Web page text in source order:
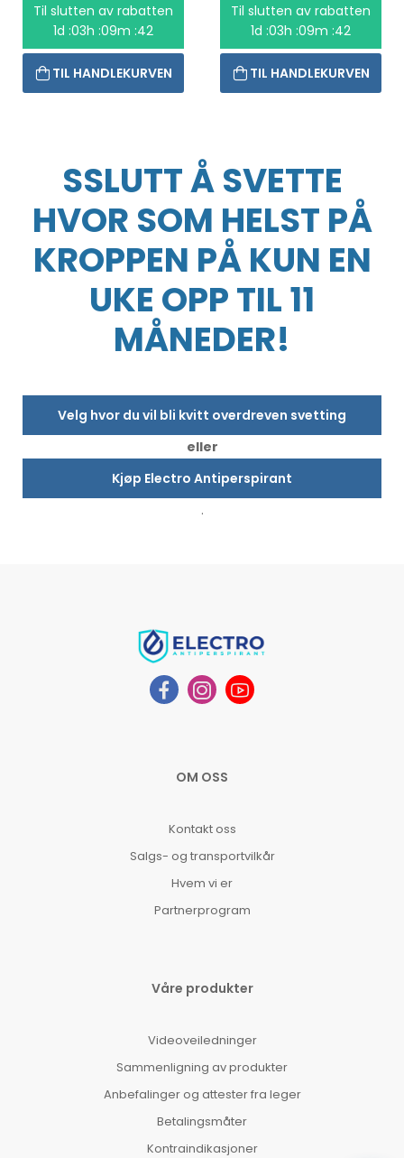
Til slutten av rabatten
1d :03h :09m :42
TIL HANDLEKURVEN
Til slutten av rabatten
1d :03h :09m :42
TIL HANDLEKURVEN
SSLUTT Å SVETTE
HVOR SOM HELST PÅ
KROPPEN PÅ KUN EN
UKE OPP TIL 11
MÅNEDER!
Velg hvor du vil bli kvitt overdreven svetting
eller
Kjøp Electro Antiperspirant
.
OM OSS
Kontakt oss
Salgs- og transportvilkår
Hvem vi er
Partnerprogram
Våre produkter
Videoveiledninger
Sammenligning av produkter
Anbefalinger og attester fra leger
Betalingsmåter
Kontraindikasjoner